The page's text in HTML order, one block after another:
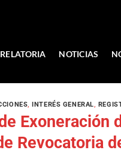
RELATORIA NOTICIAS
,INTERÉS GENERAL,
Exoneración
Revocatoria